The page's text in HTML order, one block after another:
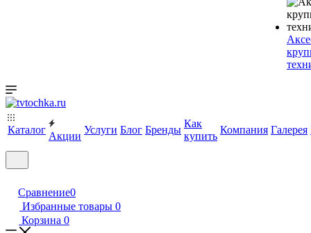
Каталог
Акции
Услуги Блог Бренды
Как
купить
Компания Галерея
Сравнение0
Избранные товары 0
Корзина 0